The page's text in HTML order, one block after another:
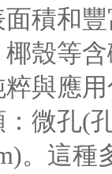
面積和
椰殼等
粹與應
：微孔(
。這種